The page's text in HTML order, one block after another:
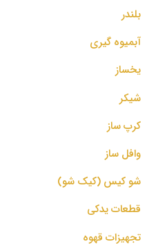
بلندر
آبمیوه گیری
یخساز
شیکر
کرپ ساز
وافل ساز
شو کیس (کیک شو)
قطعات یدکی
تجهیزات قهوه